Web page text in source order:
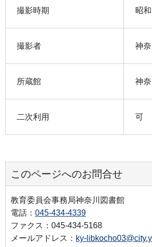
撮影時期 昭
撮影者 神
所蔵館 神
二次利用 可
このページへのお問合せ
教育委員会事務局神奈川図書館
電話： 045-434-4339
ファクス：045-434-5168
メールアドレス： ky-